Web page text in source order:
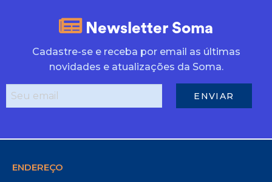
Newsletter Soma
Cadastre-se e receba por email as últimas
novidades e atualizações da Soma.
ENDEREÇO